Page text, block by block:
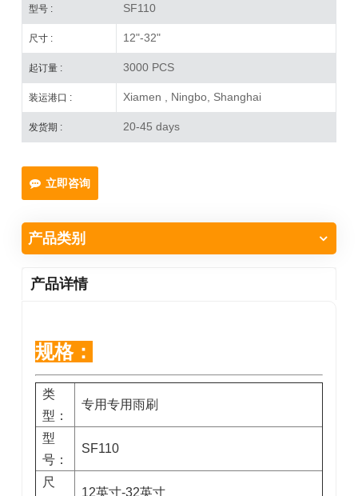
型号 : SF110
尺寸 : 12"-32"
起订量 : 3000 PCS
装运港口 : Xiamen , Ningbo, Shanghai
发货期 : 20-45 days
立即咨询
产品类别
产品详情
规格：
类
型：
专用专用雨刷
型
号：
SF110
尺
12英寸-32英寸